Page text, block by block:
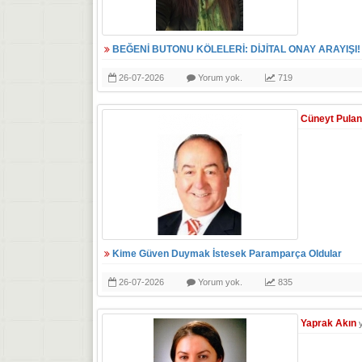
BEĞENİ BUTONU KÖLELERİ: DİJİTAL ONAY ARAYIŞI!
26-07-2026 Yorum yok. 719
Cüneyt
Kime Güven Duymak İstesek Paramparça Oldular
26-07-2026 Yorum yok. 835
Yaprak Akın